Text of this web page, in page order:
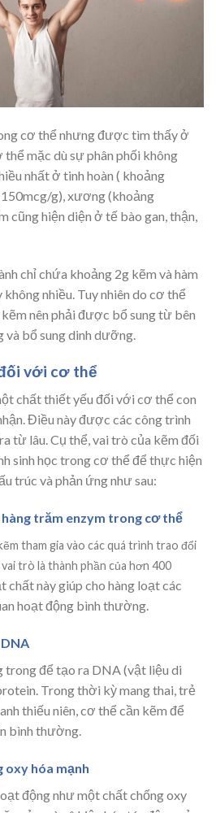
cơ thể nhưng được tìm thấy ở
mặc dù sự phân phối không
nhất ở tinh hoàn ( khoảng
g), xương (khoảng
cũng hiện diện ở tế bào gan, thận,
chỉ chứa khoảng 2g kẽm và hàm
nhiều. Tuy nhiên do cơ thể
nên phải được bổ sung từ bên
và bổ sung dinh dưỡng.
với cơ thể
chất thiết yếu đối với cơ thể con
Điều này được các công trình
từ lâu. Cụ thể, vai trò của kẽm đối
sinh học trong cơ thể để thực hiện
trúc và phản ứng như sau:
hàng trăm enzym trong cơ thể
ẽm tham gia vào các quá trình trao đổi
trò là thành phần của hơn 400
chất này giúp cho hàng loạt các
hoạt động bình thường.
trong để tạo ra DNA (vật liệu di
Trong thời kỳ mang thai, trẻ
thiếu niên, cơ thể cần kẽm để
bình thường.
oxy hóa mạnh
động như một chất chống oxy